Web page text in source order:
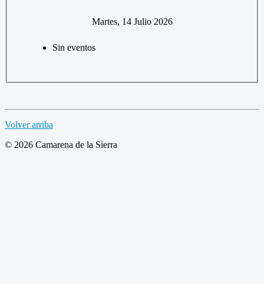
Martes, 14 Julio 2026
Sin eventos
Volver arriba
© 2026 Camarena de la Sierra